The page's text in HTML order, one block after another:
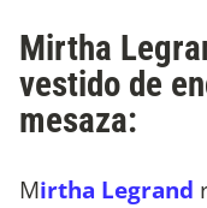
Mirtha
vestido de
mesaza:
Mirtha Legrand